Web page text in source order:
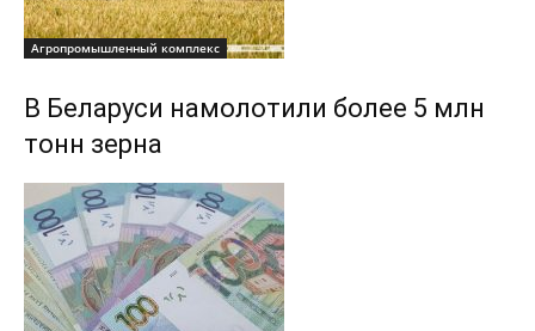
Агропромышленный комплекс
В Беларуси намолотили более 5 млн
тонн зерна